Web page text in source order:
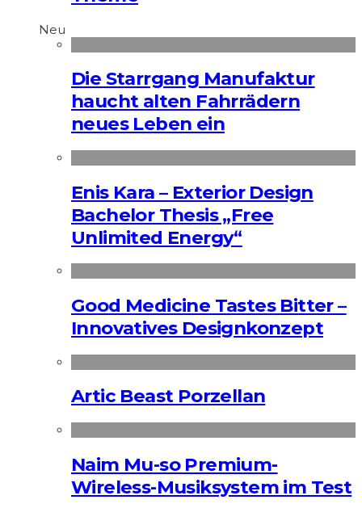
Neu
Die Starrgang Manufaktur
haucht alten Fahrrädern
neues Leben ein
Enis Kara – Exterior Design
Bachelor Thesis „Free
Unlimited Energy“
Good Medicine Tastes Bitter –
Innovatives Designkonzept
Artic Beast Porzellan
Naim Mu-so Premium-
Wireless-Musiksystem im Test